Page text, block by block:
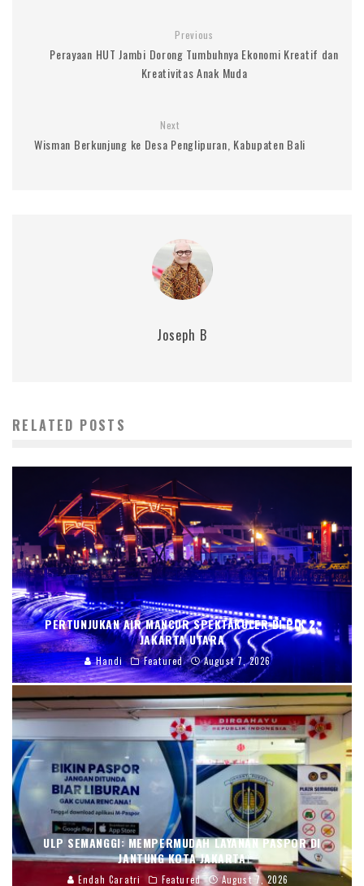
Previous
Perayaan HUT Jambi Dorong Tumbuhnya Ekonomi Kreatif dan
Kreativitas Anak Muda
Next
Wisman Berkunjung ke Desa Penglipuran, Kabupaten Bali
Joseph B
RELATED POSTS
PERTUNJUKAN AIR MANCUR SPEKTAKULER DI PIK 2,
JAKARTA UTARA
Handi Featured August 7, 2026
ULP SEMANGGI: MEMPERMUDAH LAYANAN PASPOR DI
JANTUNG KOTA JAKARTA
Endah Caratri Featured August 7, 2026